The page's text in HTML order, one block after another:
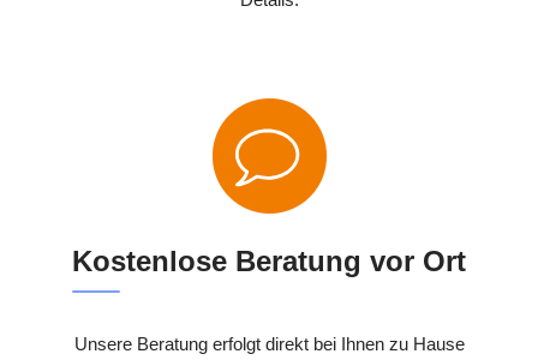
Kostenlose Beratung vor Ort
Unsere Beratung erfolgt direkt bei Ihnen zu Hause